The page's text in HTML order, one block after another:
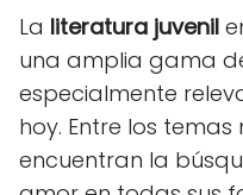
La literatura juvenil
una amplia gama
especialmente
hoy. Entre los
encuentran la